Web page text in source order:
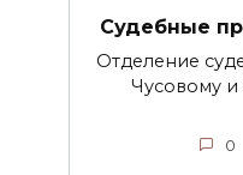
Судебные
Отделение
Чусовому и
0